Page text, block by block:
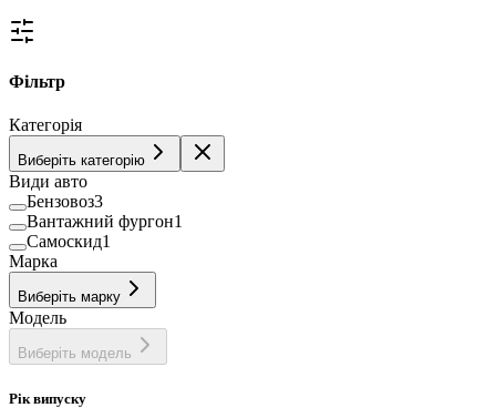
Фільтр
Категорія
Виберіть категорію
Види авто
Бензовоз3
Вантажний фургон1
Самоскид1
Марка
Виберіть марку
Модель
Виберіть модель
Рік випуску